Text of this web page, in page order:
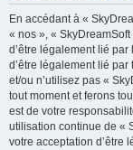
En accédant à «
« nos », «
d’être légalement lié
d’être légalement lié
et/ou n’utilisez pas «
tout moment et ferons
est de votre
utilisation continue de «
votre acceptation d’être